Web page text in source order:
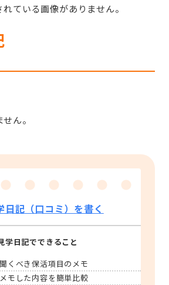
ている画像がありません。
ん。
日記（口コミ）を書く
学日記でできること
聞くべき保活項目のメモ
メモした内容を簡単比較